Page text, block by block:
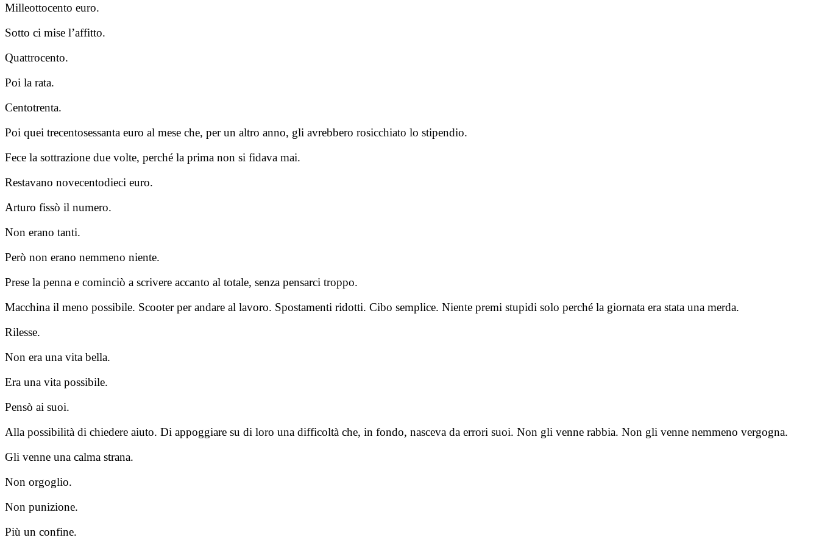
Milleottocento euro.
Sotto ci mise l’affitto.
Quattrocento.
Poi la rata.
Centotrenta.
Poi quei trecentosessanta euro al mese che, per un altro anno, gli avrebbero rosicchiato lo stipendio.
Fece la sottrazione due volte, perché la prima non si fidava mai.
Restavano novecentodieci euro.
Arturo fissò il numero.
Non erano tanti.
Però non erano nemmeno niente.
Prese la penna e cominciò a scrivere accanto al totale, senza pensarci troppo.
Macchina il meno possibile. Scooter per andare al lavoro. Spostamenti ridotti. Cibo semplice. Niente premi stupidi solo perché la giornata era stata una merda.
Rilesse.
Non era una vita bella.
Era una vita possibile.
Pensò ai suoi.
Alla possibilità di chiedere aiuto. Di appoggiare su di loro una difficoltà che, in fondo, nasceva da errori suoi. Non gli venne rabbia. Non gli venne nemmeno vergogna.
Gli venne una calma strana.
Non orgoglio.
Non punizione.
Più un confine.